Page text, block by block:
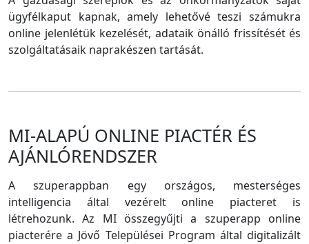
ügyfélkaput kapnak, amely lehetővé teszi számukra
online jelenlétük kezelését, adataik önálló frissítését és
szolgáltatásaik naprakészen tartását.
MI-ALAPÚ ONLINE PIACTÉR ÉS
AJÁNLÓRENDSZER
A szuperappban egy országos, mesterséges
intelligencia által vezérelt online piacteret is
létrehozunk. Az MI összegyűjti a szuperapp online
piacterére a Jövő Települései Program által digitalizált